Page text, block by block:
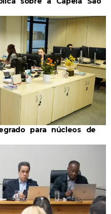
para núcleos de